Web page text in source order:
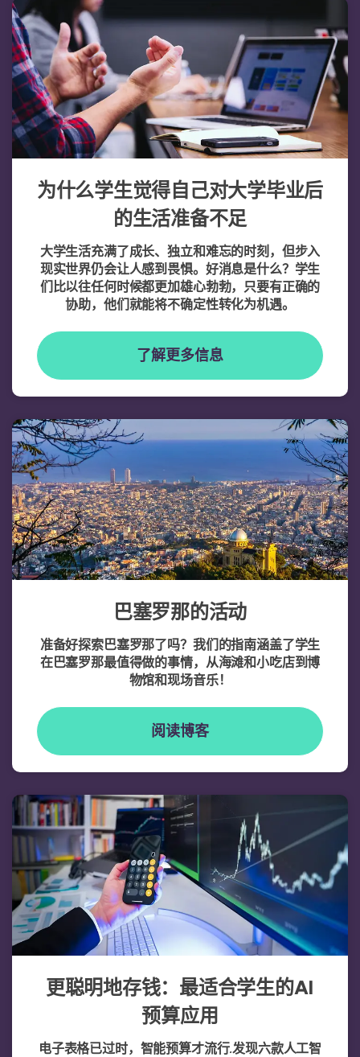
为什么学生觉得自己对大学毕业后
的生活准备不足
大学生活充满了成长、独立和难忘的时刻，但步入
现实世界仍会让人感到畏惧。好消息是什么？学生
们比以往任何时候都更加雄心勃勃，只要有正确的
协助，他们就能将不确定性转化为机遇。
了解更多信息
巴塞罗那的活动
准备好探索巴塞罗那了吗？我们的指南涵盖了学生
在巴塞罗那最值得做的事情，从海滩和小吃店到博
物馆和现场音乐！
阅读博客
更聪明地存钱：最适合学生的AI
预算应用
电子表格已过时，智能预算才流行.发现六款人工智